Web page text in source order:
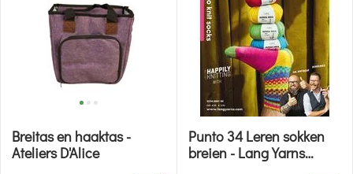
Breitas en haaktas -
Ateliers D'Alice
Punto 34 Leren sokken
breien - Lang Yarns